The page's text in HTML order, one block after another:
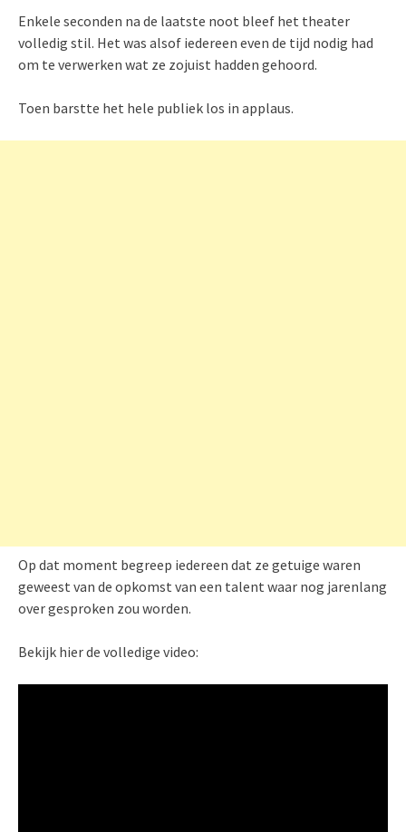
Enkele seconden na de laatste noot bleef het theater
volledig stil. Het was alsof iedereen even de tijd nodig had
om te verwerken wat ze zojuist hadden gehoord.
Toen barstte het hele publiek los in applaus.
Op dat moment begreep iedereen dat ze getuige waren
geweest van de opkomst van een talent waar nog jarenlang
over gesproken zou worden.
Bekijk hier de volledige video: